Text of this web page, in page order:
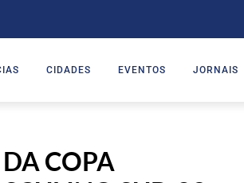
CIDADES EVENTOS JORNAIS
COPA